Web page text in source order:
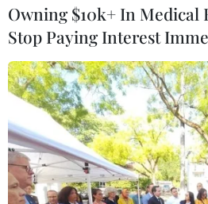
Theo dõi VietnamPlus
TIN LIÊN QUAN
Owning $10k+ In Medical
Stop Paying Interest